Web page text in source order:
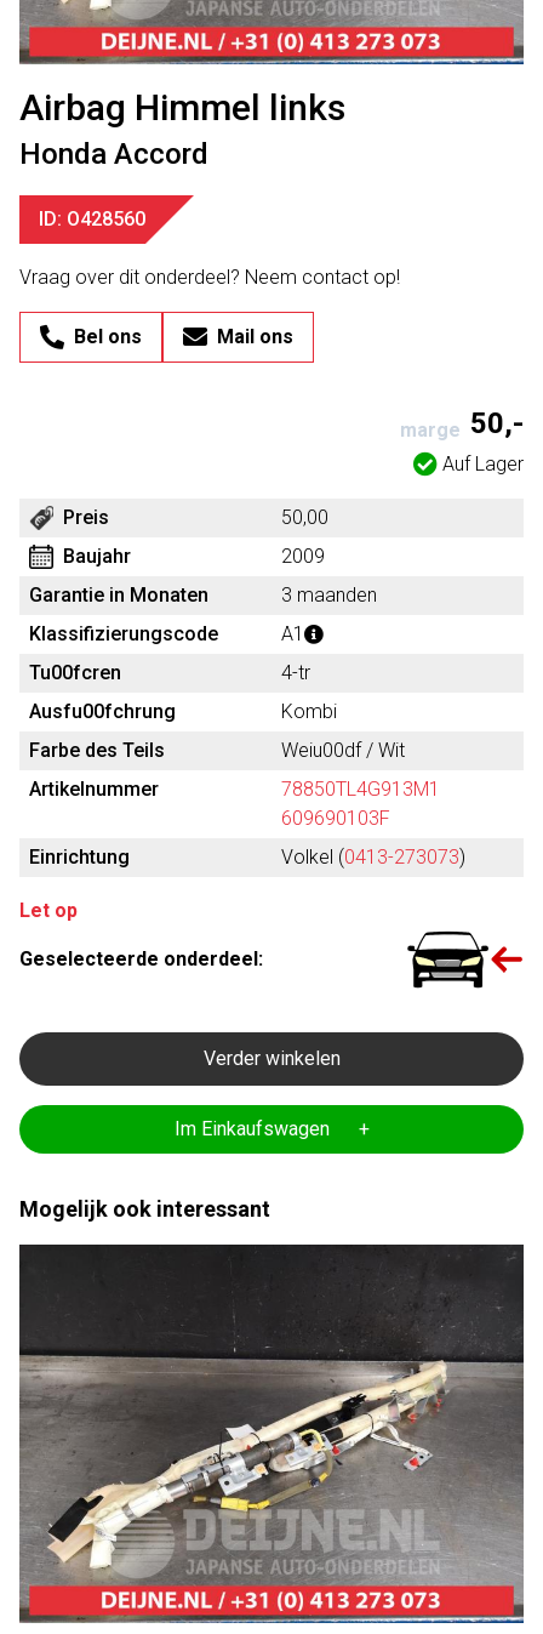
Airbag Himmel links
Honda Accord
ID: O428560
Vraag over dit onderdeel? Neem contact op!
Bel ons Mail ons
marge 50,-
Auf Lager
Preis
50,00
Baujahr
2009
Garantie in Monaten
3 maanden
Klassifizierungscode
A1
Tu00fcren
4-tr
Ausfu00fchrung
Kombi
Farbe des Teils
Weiu00df / Wit
Artikelnummer
78850TL4G913M1
609690103F
Einrichtung
Volkel (0413-273073)
Let op
Geselecteerde onderdeel:
Verder winkelen
Im Einkaufswagen +
Mogelijk ook interessant